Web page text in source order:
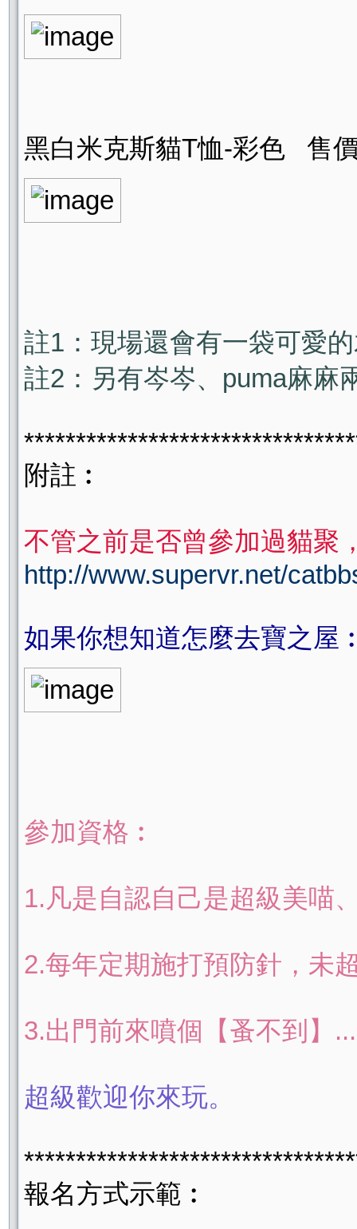
黑白米克斯貓T恤-彩色 售
註1：現場還會有一袋可愛
註2：另有岑岑、puma麻麻
附註︰
不管之前是否曾參加過貓聚
http://www.supervr.net/
如果你想知道怎麼去寶之屋
參加資格︰
1.凡是自認自己是超級美喵
2.每年定期施打預防針，未
3.出門前來噴個【蚤不到】
超級歡迎你來玩。
報名方式示範︰